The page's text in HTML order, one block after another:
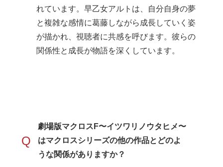
れています。早乙女アルトは、自分自身の夢
と複雑な感情に葛藤しながら成長していく姿
が描かれ、視聴者に共感を呼びます。彼らの
関係性と成長が物語を深くしています。
Q
劇場版マクロスF〜イツワリノウタヒメ〜
はマクロスシリーズの他の作品とどのよ
うな関係がありますか？